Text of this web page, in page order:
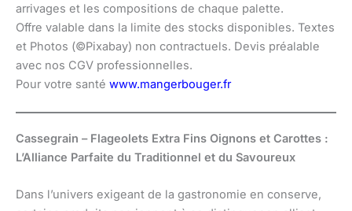
arrivages et les compositions de chaque palette.
Offre valable dans la limite des stocks disponibles. Textes
et Photos (©Pixabay) non contractuels. Devis préalable
avec nos CGV professionnelles.
Pour votre santé www.mangerbouger.fr
Cassegrain – Flageolets Extra Fins Oignons et Carottes :
L’Alliance Parfaite du Traditionnel et du Savoureux
Dans l’univers exigeant de la gastronomie en conserve,